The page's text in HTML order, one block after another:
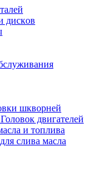
диcкoв
шкворней
двигателей
и топлива
cливa мacлa